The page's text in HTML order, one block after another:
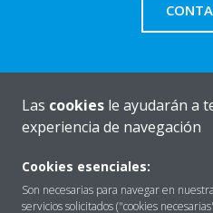
Quiénes somos
Destacados
Las cookies le ayudarán a
experiencia de navegación
Cookies esenciales:
Son necesarias para navegar en
servicios solicitados ("cookies